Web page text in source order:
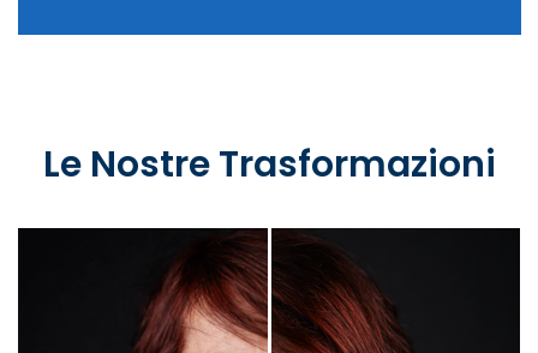
Le Nostre Trasformazioni